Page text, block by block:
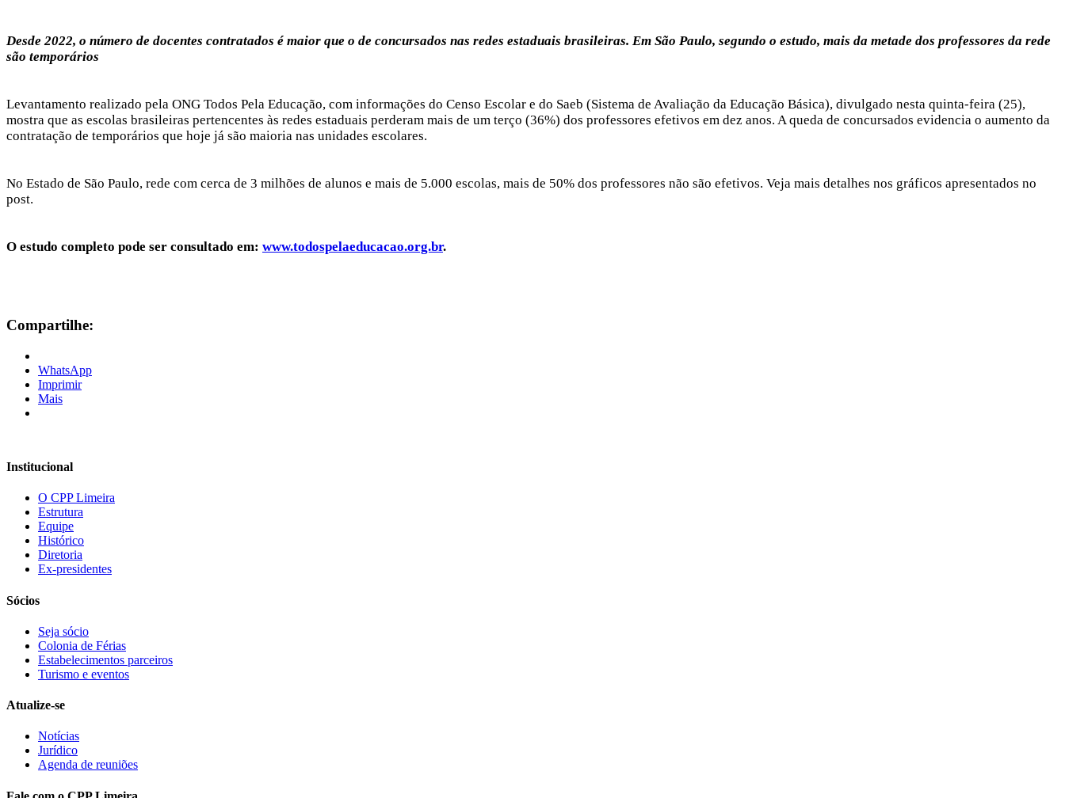
Desde 2022, o número de docentes contratados é maior que o de concursados nas redes estaduais brasileiras. Em São Paulo, segundo o estudo, mais da metade dos professores da rede
são temporários
Levantamento realizado pela ONG Todos Pela Educação, com informações do Censo Escolar e do Saeb (Sistema de Avaliação da Educação Básica), divulgado nesta quinta-feira (25),
mostra que as escolas brasileiras pertencentes às redes estaduais perderam mais de um terço (36%) dos professores efetivos em dez anos. A queda de concursados evidencia o aumento da
contratação de temporários que hoje já são maioria nas unidades escolares.
No Estado de São Paulo, rede com cerca de 3 milhões de alunos e mais de 5.000 escolas, mais de 50% dos professores não são efetivos. Veja mais detalhes nos gráficos apresentados no
post.
O estudo completo pode ser consultado em: www.todospelaeducacao.org.br.
Compartilhe:
WhatsApp
Imprimir
Mais
Institucional
O CPP Limeira
Estrutura
Equipe
Histórico
Diretoria
Ex-presidentes
Sócios
Seja sócio
Colonia de Férias
Estabelecimentos parceiros
Turismo e eventos
Atualize-se
Notícias
Jurídico
Agenda de reuniões